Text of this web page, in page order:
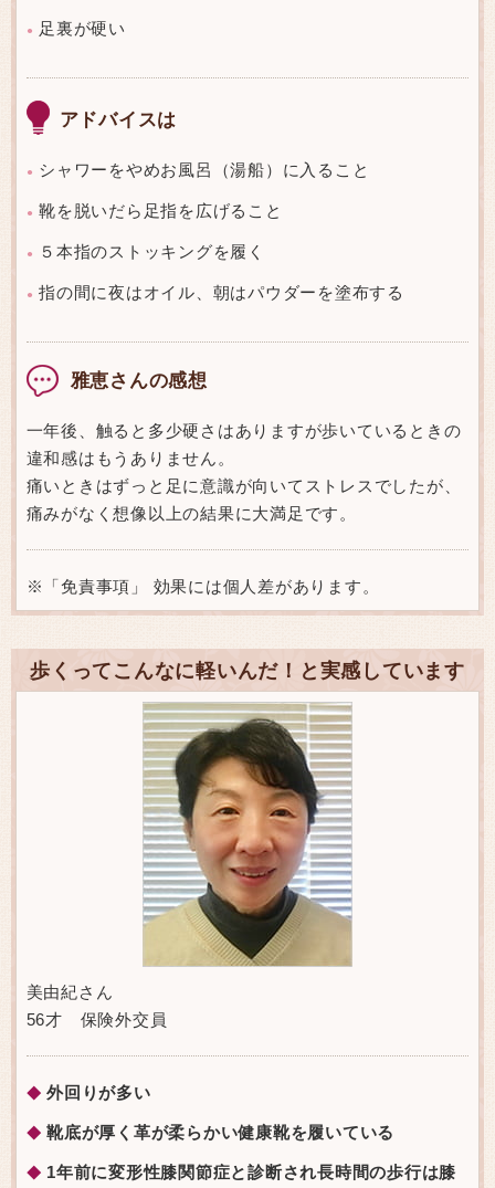
● 足裏が硬い
アドバイスは
● シャワーをやめお風呂（湯船）に入ること
● 靴を脱いだら足指を広げること
● ５本指のストッキングを履く
● 指の間に夜はオイル、朝はパウダーを塗布する
雅恵さんの感想
一年後、触ると多少硬さはありますが歩いているときの
違和感はもうありません。
痛いときはずっと足に意識が向いてストレスでしたが、
痛みがなく想像以上の結果に大満足です。
※「免責事項」 効果には個人差があります。
歩くってこんなに軽いんだ！と実感しています
美由紀さん
56才 保険外交員
◆ 外回りが多い
◆ 靴底が厚く革が柔らかい健康靴を履いている
◆ 1年前に変形性膝関節症と診断され長時間の歩行は膝